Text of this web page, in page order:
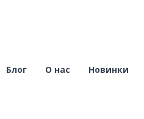
Блог О нас
Новинки